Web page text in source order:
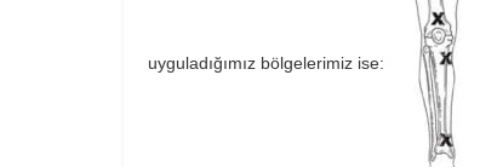
uyguladığımız bölgelerimiz ise: